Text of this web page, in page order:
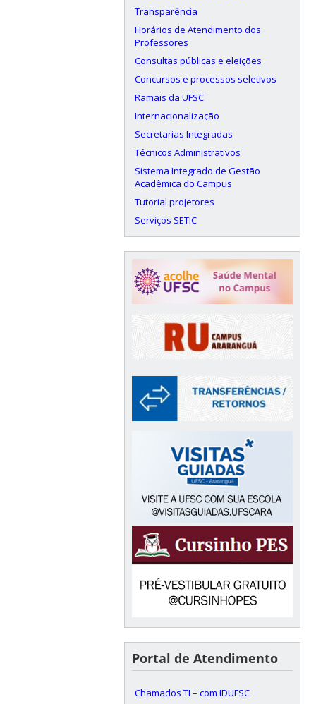
Transparência
Horários de Atendimento dos
Professores
Consultas públicas e eleições
Concursos e processos seletivos
Ramais da UFSC
Internacionalização
Secretarias Integradas
Técnicos Administrativos
Sistema Integrado de Gestão
Acadêmica do Campus
Tutorial projetores
Serviços SETIC
Portal de Atendimento
Chamados TI – com IDUFSC